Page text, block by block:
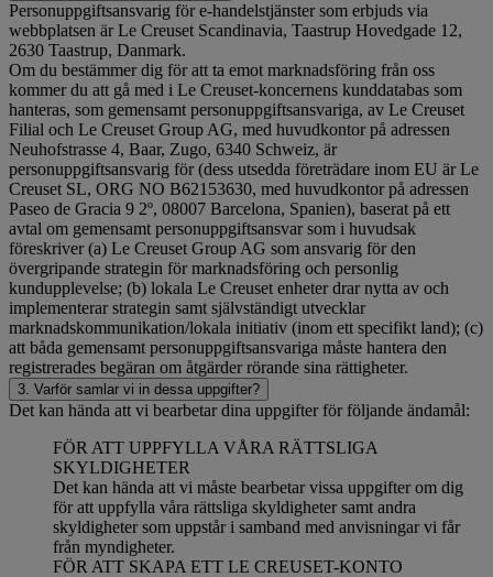
Personuppgiftsansvarig för e-handelstjänster som erbjuds via
webbplatsen är Le Creuset Scandinavia, Taastrup Hovedgade 12,
2630 Taastrup, Danmark.
Om du bestämmer dig för att ta emot marknadsföring från oss
kommer du att gå med i Le Creuset-koncernens kunddatabas som
hanteras, som gemensamt personuppgiftsansvariga, av Le Creuset
Filial och Le Creuset Group AG, med huvudkontor på adressen
Neuhofstrasse 4, Baar, Zugo, 6340 Schweiz, är
personuppgiftsansvarig för (dess utsedda företrädare inom EU är Le
Creuset SL, ORG NO B62153630, med huvudkontor på adressen
Paseo de Gracia 9 2º, 08007 Barcelona, Spanien), baserat på ett
avtal om gemensamt personuppgiftsansvar som i huvudsak
föreskriver (a) Le Creuset Group AG som ansvarig för den
övergripande strategin för marknadsföring och personlig
kundupplevelse; (b) lokala Le Creuset enheter drar nytta av och
implementerar strategin samt självständigt utvecklar
marknadskommunikation/lokala initiativ (inom ett specifikt land); (c)
att båda gemensamt personuppgiftsansvariga måste hantera den
registrerades begäran om åtgärder rörande sina rättigheter.
3. Varför samlar vi in dessa uppgifter?
Det kan hända att vi bearbetar dina uppgifter för följande ändamål:
FÖR ATT UPPFYLLA VÅRA RÄTTSLIGA
SKYLDIGHETER
Det kan hända att vi måste bearbetar vissa uppgifter om dig
för att uppfylla våra rättsliga skyldigheter samt andra
skyldigheter som uppstår i samband med anvisningar vi får
från myndigheter.
FÖR ATT SKAPA ETT LE CREUSET-KONTO